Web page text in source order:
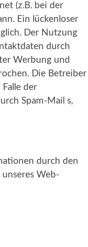
(z.B. bei der
Ein lückenloser
Der Nutzung
durch
Werbung und
Die Betreiber
der
Spam-Mail s,
durch den
Web-